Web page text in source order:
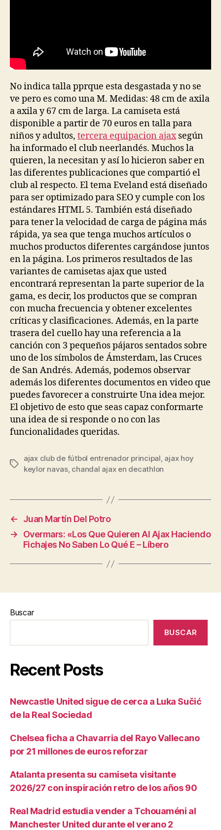
No indica talla pprque esta desgastada y no se
ve pero es como una M. Medidas: 48 cm de axila
a axila y 67 cm de larga. La camiseta está
disponible a partir de 70 euros en talla para
niños y adultos, tercera equipacion ajaxsegún
ha informado el club neerlandés. Muchos la
quieren, la necesitan y así lo hicieron saber en
las diferentes publicaciones que compartió el
club al respecto. El tema Eveland está diseñado
para ser optimizado para SEO y cumple con los
estándares HTML 5. También está diseñado
para tener la velocidad de carga de página más
rápida, ya sea que tenga muchos artículos o
muchos productos diferentes cargándose juntos
en la página. Los primeros resultados de las
variantes de camisetas ajax que usted
encontrará representan la parte superior de la
gama, es decir, los productos que se compran
con mucha frecuencia y obtener excelentes
críticas y clasificaciones. Además, en la parte
trasera del cuello hay una referencia a la
canción con 3 pequeños pájaros sentados sobre
uno de los símbolos de Ámsterdam, las Cruces
de San Andrés. Además, podemos observar
además los diferentes documentos en video que
puedes favorecer a construirte Una idea mejor.
El objetivo de esto que seas capaz conformarte
una idea de si responde o no con las
funcionalidades queridas.
Etiquetas
ajax club de fútbol entrenador principal, ajax hoy
keylor navas, chandal ajax en decathlon
←
Juan Martín Del Potro
→
Overmars: «Los Que Quieren Al Ajax Haciendo
Fichajes No Saben Lo Qué E – Líbero
Buscar
BUSCAR
Recent Posts
Newcastle United sigue de cerca a Luka Sučić
de la Real Sociedad
Chelsea ficha a Chavarria del Rayo Vallecano
por 21 millones de euros reforzar
Atalanta presenta su camiseta visitante
2026/27 con inspiración retro de los años 90
Real Madrid estudia vender a Tchouaméni al
Manchester United durante el verano 2